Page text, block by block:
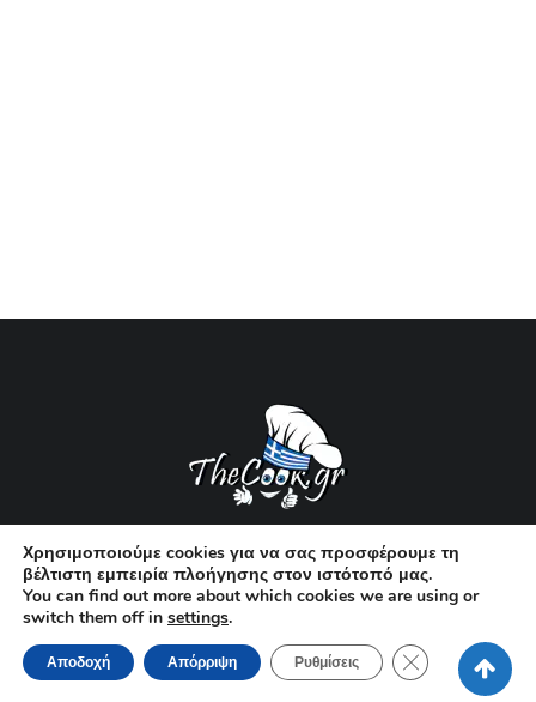
34KSUBSCRIBERS 2.6KFANS 0.2KFOLLOWERS
36FOLLOWERS
Όροι χρήσης
Χρησιμοποιούμε cookies για να σας προσφέρουμε τη
βέλτιστη εμπειρία πλοήγησης στον ιστότοπό μας.
You can find out more about which cookies we are using or
switch them off in settings.
Αποδοχή Απόρριψη Ρυθμίσεις Κλείσιμο του